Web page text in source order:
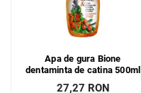
Apa de gura Bione
dentaminta de catina 500ml
27,27 RON